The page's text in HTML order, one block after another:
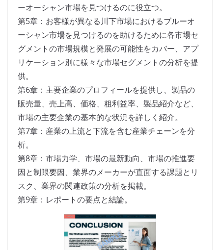
ーオーシャン市場を見つけるのに役立つ。
第5章：お客様が異なる川下市場におけるブルーオ
ーシャン市場を見つけるのを助けるために各市場セ
グメントの市場規模と発展の可能性をカバー、アプ
リケーション別に様々な市場セグメントの分析を提
供。
第6章：主要企業のプロフィールを提供し、製品の
販売量、売上高、価格、粗利益率、製品紹介など、
市場の主要企業の基本的な状況を詳しく紹介。
第7章：産業の上流と下流を含む産業チェーンを分
析。
第8章：市場力学、市場の最新動向、市場の推進要
因と制限要因、業界のメーカーが直面する課題とリ
スク、業界の関連政策の分析を掲載。
第9章：レポートの要点と結論。